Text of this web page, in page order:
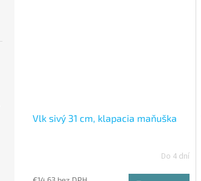
Vlk sivý 31 cm, klapacia maňuška
Do 4 dní